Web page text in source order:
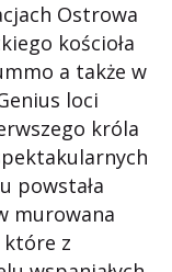
Ostrowa
kościoła
a także w
loci
króla
powstała
murowana
które z